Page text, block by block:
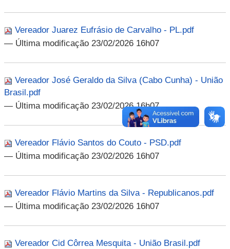
Vereador Juarez Eufrásio de Carvalho - PL.pdf
— Última modificação 23/02/2026 16h07
Vereador José Geraldo da Silva (Cabo Cunha) - União
Brasil.pdf
— Última modificação 23/02/2026 16h07
Vereador Flávio Santos do Couto - PSD.pdf
— Última modificação 23/02/2026 16h07
Vereador Flávio Martins da Silva - Republicanos.pdf
— Última modificação 23/02/2026 16h07
Vereador Cid Côrrea Mesquita - União Brasil.pdf